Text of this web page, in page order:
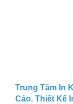
Trung Tâm In
Cáo. Thiết Kế